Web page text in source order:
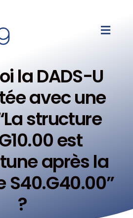
la DADS-U
avec une
structure
est
après la
S40.G40.00”
?